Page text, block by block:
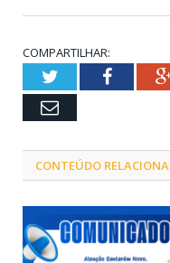
COMPARTILHAR:
Twitter
Email
CONTEÚDO